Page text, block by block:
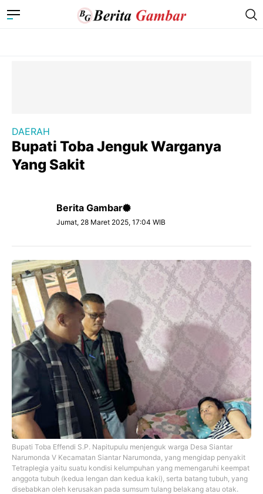
DAERAH
Bupati Toba Jenguk Warganya
Yang Sakit
Berita Gambar
Jumat, 28 Maret 2025, 17:04 WIB
Bupati Toba Effendi S.P. Napitupulu menjenguk warga Desa Siantar
Narumonda V Kecamatan Siantar Narumonda, yang mengidap penyakit
Tetraplegia yaitu suatu kondisi kelumpuhan yang memengaruhi keempat
anggota tubuh (kedua lengan dan kedua kaki), serta batang tubuh, yang
disebabkan oleh kerusakan pada sumsum tulang belakang atau otak.